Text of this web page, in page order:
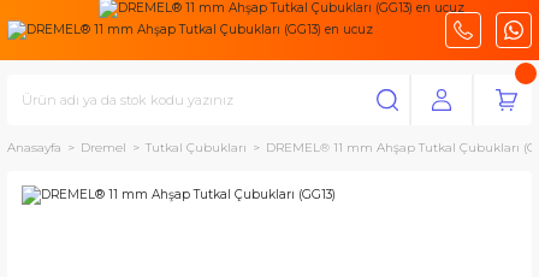
Anasayfa Dremel Tutkal Çubukları DREMEL® 11 mm Ahşap Tutkal Çubukları